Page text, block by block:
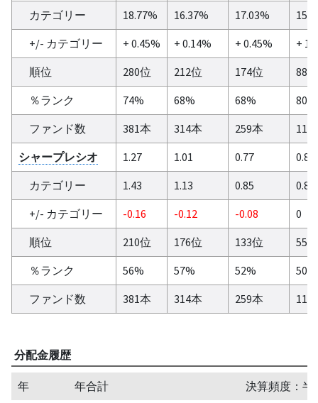
カテゴリー
18.77% 16.37% 17.03%
+/- カテゴリー
+ 0.45% + 0.14% + 0.45%
+
順位
280位 212位 174位
88位
％ランク
74% 68% 68%
80%
ファンド数
381本 314本 259本
111
シャープレシオ
1.27 1.01 0.77
0.86
カテゴリー
1.43 1.13 0.85
0.86
+/- カテゴリー
-0.16 -0.12 -0.08
0
順位
210位 176位 133位
55位
％ランク
56% 57% 52%
50%
ファンド数
381本 314本 259本 111
分配金履歴
年 年合計
決算頻度：半